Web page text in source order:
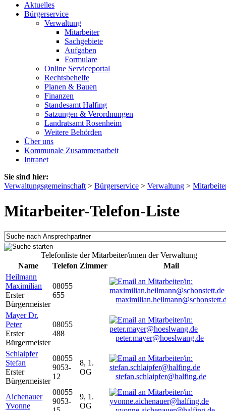
Aktuelles
Bürgerservice
Verwaltung
Mitarbeiter
Sachgebiete
Aufgaben
Formulare
Online Serviceportal
Rechtsbehelfe
Planen & Bauen
Finanzen
Standesamt Halfing
Satzungen & Verordnungen
Landratsamt Rosenheim
Weitere Behörden
Über uns
Kommunale Zusammenarbeit
Intranet
Sie sind hier:
Verwaltungsgemeinschaft > Bürgerservice > Verwaltung >
Mitarbeiter-Telefon-Liste
Telefonliste der Mitarbeiter/innen der Verwaltung
Name
Telefon Zimmer
Mail
Heilmann
Maximilian
Erster
Bürgermeister
08055
655
Mayer Dr.
Peter
Erster
Bürgermeister
08055
488
peter.mayer@hoeslwang.de
Schlaipfer
Stefan
Erster
Bürgermeister
08055
9053-
12
8, 1.
OG
stefan.schlaipfer@halfing.de
Aichenauer
Yvonne
08055
9053-
9, 1.
OG